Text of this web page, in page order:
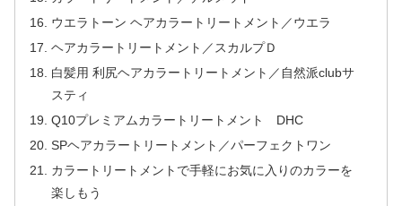
ウエラトーン ヘアカラートリートメント／ウエラ
ヘアカラートリートメント／スカルプＤ
白髪用 利尻ヘアカラートリートメント／自然派clubサ
スティ
Q10プレミアムカラートリートメント DHC
SPヘアカラートリートメント／パーフェクトワン
カラートリートメントで手軽にお気に入りのカラーを
楽しもう